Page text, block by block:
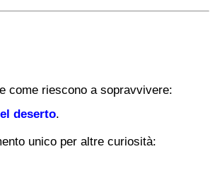
come riescono a sopravvivere:
deserto.
unico per altre curiosità: